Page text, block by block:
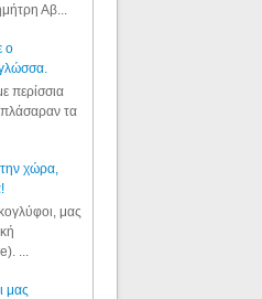
Αβ...
ο
περίσσια
πλάσαραν τα
την χώρα,
μας
...
μας